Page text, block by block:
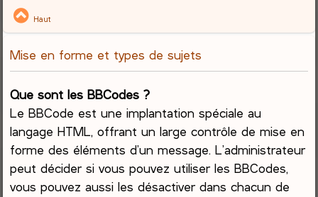
Haut
Mise en forme et types de sujets
Que sont les BBCodes ?
Le BBCode est une implantation spéciale au
langage HTML, offrant un large contrôle de mise en
forme des éléments d’un message. L’administrateur
peut décider si vous pouvez utiliser les BBCodes,
vous pouvez aussi les désactiver dans chacun de